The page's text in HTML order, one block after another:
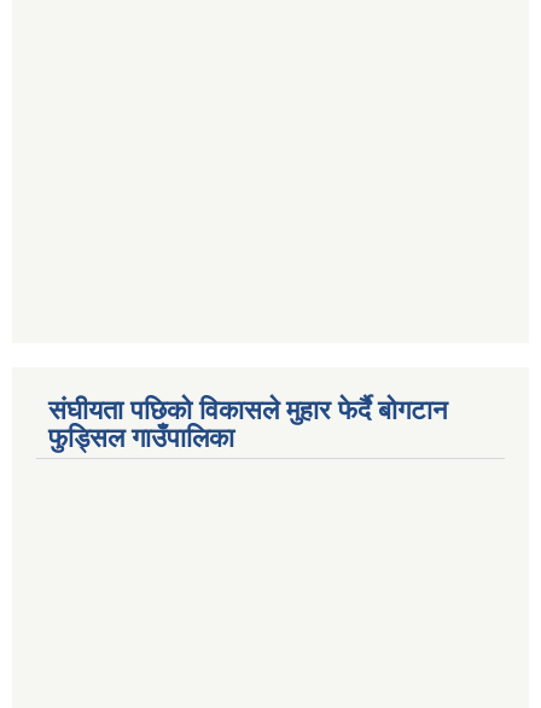
संघीयता पछिको विकासले मुहार फेर्दै बोगटान
फुड्सिल गाउँपालिका